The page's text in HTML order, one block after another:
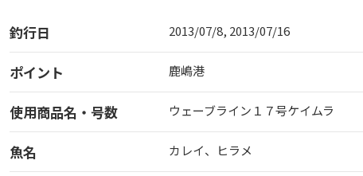
釣行日 2013/07/8, 2013/07/16
ポイント 鹿嶋港
使用商品名・号数 ウェーブライン１７号ケイムラ
魚名 カレイ、ヒラメ